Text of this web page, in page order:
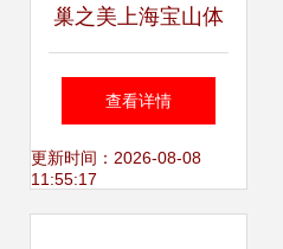
巢之美上海宝山体
验店3月18日温暖
启幕 生殖美学生根
查看详情
更新时间：2026-08-08
11:55:17